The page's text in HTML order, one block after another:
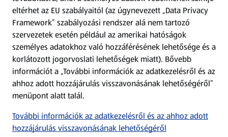
Adattörlő alkalmazás
Szervizpont
(új oldalon nyílik meg)
Fedezz fel minket az interneten!
Töltsd le az ALDI Magyarország applikációt!
eltérhet az EU szabályaitól (az úgynevezett „Data Privacy
Framework” szabályozási rendszer alá nem tartozó
szervezetek esetén például az amerikai hatóságok
személyes adatokhoz való hozzáférésének lehetősége és a
korlátozott jogorvoslati lehetőségek miatt). Bővebb
információt a „További információk az adatkezelésről és az
ahhoz adott hozzájárulás visszavonásának lehetőségéről”
menüpont alatt talál.
További információk az adatkezelésről és az ahhoz adott
hozzájárulás visszavonásának lehetőségéről